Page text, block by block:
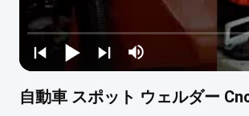
自動車 スポット ウェルダー